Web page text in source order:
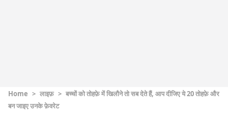
Home > लाइफ़ > बच्चों को तोहफ़े में खिलौने तो सब देते हैं, आप दीजिए ये 20 तोहफ़े और
बन जाइए उनके फ़ेवरेट